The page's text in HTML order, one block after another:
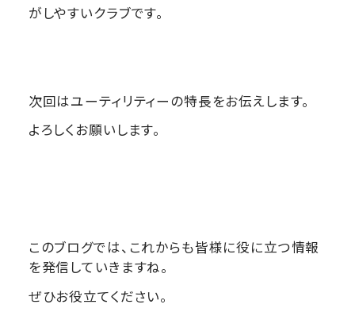
がしやすいクラブです。
次回はユーティリティーの特長をお伝えします。
よろしくお願いします。
このブログでは、これからも皆様に役に立つ情報
を発信していきますね。
ぜひお役立てください。